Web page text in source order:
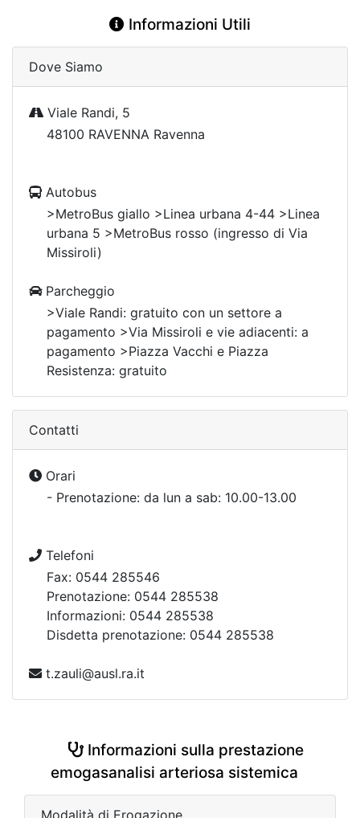
Informazioni Utili
Dove Siamo
Viale Randi, 5
48100 RAVENNA Ravenna
Autobus
>MetroBus giallo >Linea urbana 4-44 >Linea
urbana 5 >MetroBus rosso (ingresso di Via
Missiroli)
Parcheggio
>Viale Randi: gratuito con un settore a
pagamento >Via Missiroli e vie adiacenti: a
pagamento >Piazza Vacchi e Piazza
Resistenza: gratuito
Contatti
Orari
- Prenotazione: da lun a sab: 10.00-13.00
Telefoni
Fax: 0544 285546
Prenotazione: 0544 285538
Informazioni: 0544 285538
Disdetta prenotazione: 0544 285538
t.zauli@ausl.ra.it
Informazioni sulla prestazione
emogasanalisi arteriosa sistemica
Modalità di Erogazione